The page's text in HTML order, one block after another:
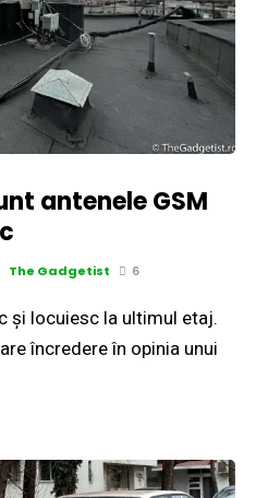
antenele GSM
The Gadgetist 6
și locuiesc la ultimul etaj.
încredere în opinia unui